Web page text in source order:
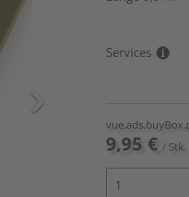
Services
9,95 € / Stk.